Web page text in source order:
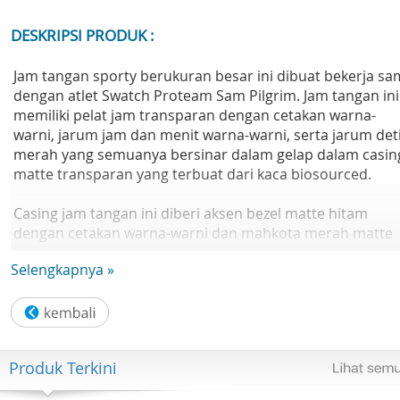
DESKRIPSI PRODUK :
Jam tangan sporty berukuran besar ini dibuat bekerja
dengan atlet Swatch Proteam Sam Pilgrim. Jam tangan ini
memiliki pelat jam transparan dengan cetakan warna-
warni, jarum jam dan menit warna-warni, serta jarum
merah yang semuanya bersinar dalam gelap dalam
matte transparan yang terbuat dari kaca biosourced.
Casing jam tangan ini diberi aksen bezel matte hitam
dengan cetakan warna-warni dan mahkota merah matte
memiliki loop hitam matte dengan cetakan warna-warni
Gerakan : Kuarsa
Tahan air: 3 Bar
Kategori koleksi: SWATCH PROTEAM COLLECTION
Diameter: 47.00 mm
Selengkapnya »
Produk Terkini